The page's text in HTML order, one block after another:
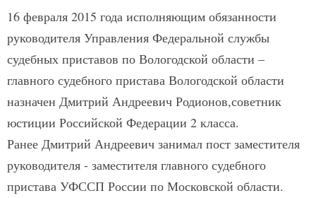
16 февраля 2015 года исполняющим обязанности
руководителя Управления Федеральной службы
судебных приставов по Вологодской области –
главного судебного пристава Вологодской области
назначен Дмитрий Андреевич Родионов,советник
юстиции Российской Федерации 2 класса.
Ранее Дмитрий Андреевич занимал пост заместителя
руководителя - заместителя главного судебного
пристава УФССП России по Московской области.